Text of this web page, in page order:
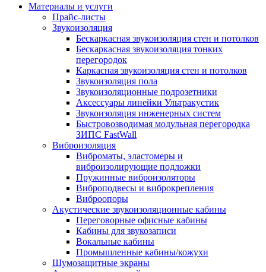
Материалы и услуги
Прайс-листы
Звукоизоляция
Бескаркасная звукоизоляция стен и потолков
Бескаркасная звукоизоляция тонких
перегородок
Каркасная звукоизоляция стен и потолков
Звукоизоляция пола
Звукоизоляционные подрозетники
Аксессуары линейки Ультракустик
Звукоизоляция инженерных систем
Быстровозводимая модульная перегородка
ЗИПС FastWall
Виброизоляция
Виброматы, эластомеры и
виброизолирующие подложки
Пружинные виброизоляторы
Виброподвесы и виброкрепления
Виброопоры
Акустические звукоизоляционные кабины
Переговорные офисные кабины
Кабины для звукозаписи
Вокальные кабины
Промышленные кабины/кожухи
Шумозащитные экраны